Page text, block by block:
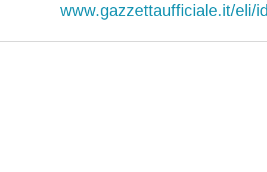
www.gazzettaufficiale.it/eli/